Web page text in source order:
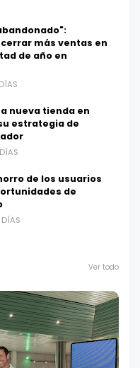
más ventas en
de año en
nueva tienda en
estrategia de
de los usuarios
de
Ver todo